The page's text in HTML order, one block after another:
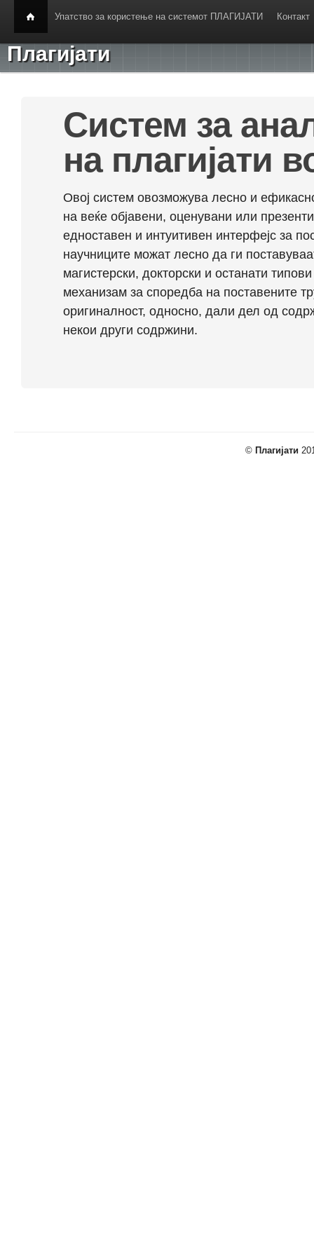
Упатство за користење на системот ПЛАГИЈАТИ Контакт
Плагијати
Систем за
на плагијати
Овој систем овозможува лесно и
на веќе објавени, оценувани или
едноставен и интуитивен интерфејс за
научниците можат лесно да ги
магистерски, докторски и останати
механизам за споредба на поставените
оригиналност, односно, дали дел од
некои други содржини.
© Плагијати